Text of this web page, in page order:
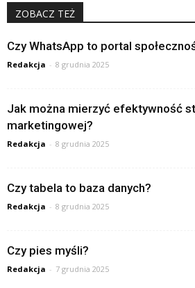
ZOBACZ TEŻ
Czy WhatsApp to portal
Redakcja - 8 grudnia 2025
Jak można mierzyć efektywność
marketingowej?
Redakcja - 8 grudnia 2025
Czy tabela to baza danych?
Redakcja - 8 grudnia 2025
Czy pies myśli?
Redakcja - 7 grudnia 2025